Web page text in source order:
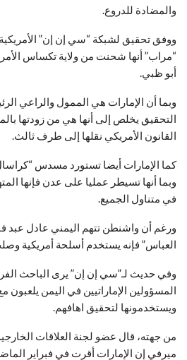
والمضادة للدروع.
ووفق تحقيق لشبكة “سي إن إن”
“مراب” أنها شحنت من ولاية تكساس
أبو ظبي.
وبما أن الإمارات هي الممول والراعي
التحقيق يخلص إلى أنها هي من زودتها
القانون الأمريكي نقلها إلى طرف ثالث.
كما الإمارات أيضا تستورد مسدس
وبما أنها تسيطر عمليا على عدن فإنها
في متناول الجميع.
ورغم أن واشنطن تتهم اليمني عادل عبد
العباس” فإنه يستخدم أسلحة أمريكية
وفي حديث لـ”سي إن إن” يرى الباحث
المسؤولين الإماراتيين في اليمن يلعبون
ويستخدمونها لتحقيق اهافهم.
من جهته، قال عضو لجنة العلاقات
ميرفي إن الإمارات أقرت في فبراير